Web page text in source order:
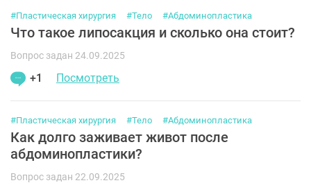
#Пластическая хирургия #Тело #Абдоминопластика
Что такое липосакция и сколько она стоит?
Вопрос задан 24.09.2025
+1 Посмотреть
#Пластическая хирургия #Тело #Абдоминопластика
Как долго заживает живот после
абдоминопластики?
Вопрос задан 22.09.2025